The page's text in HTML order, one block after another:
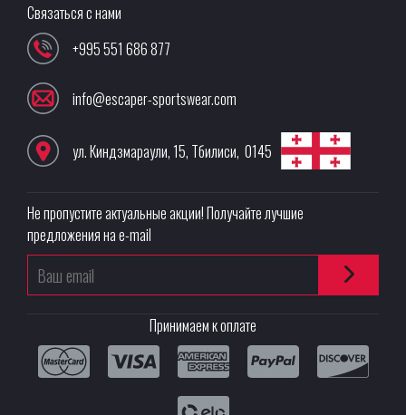
Связаться с нами
+995 551 686 877
info@escaper-sportswear.com
ул. Киндзмараули, 15, Тбилиси, 0145
Не пропустите актуальные акции! Получайте лучшие
предложения на e-mail
Принимаем к оплате